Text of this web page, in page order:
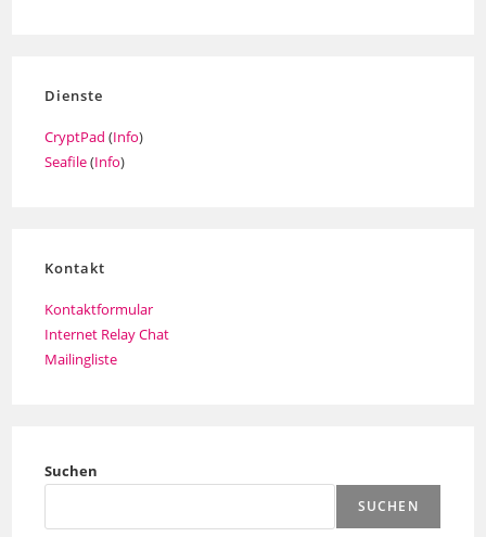
Dienste
CryptPad (Info)
Seafile(Info)
Kontakt
Kontaktformular
Internet Relay Chat
Mailingliste
Suchen
SUCHEN